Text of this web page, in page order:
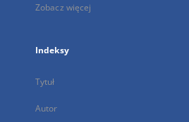
Zobacz więcej
Indeksy
Tytuł
Autor